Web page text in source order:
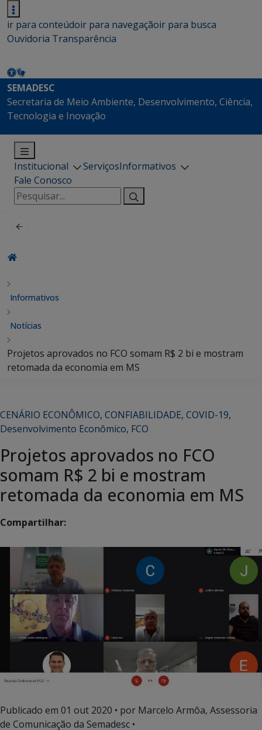
ir para conteúdoir para navegaçãoir para busca
Ouvidoria Transparência
SEMADESC
Secretaria de Meio Ambiente, Desenvolvimento, Ciência,
Tecnologia e Inovação
Institucional ServiçosInformativos
Fale Conosco
Pesquisar
por:
Informativos
Notícias
Projetos aprovados no FCO somam R$ 2 bi e mostram
retomada da economia em MS
CENÁRIO ECONÔMICO, CONFIABILIDADE, COVID-19,
Desenvolvimento Econômico, FCO
Projetos aprovados no FCO
somam R$ 2 bi e mostram
retomada da economia em MS
Compartilhar:
Publicado em 01 out 2020 • por Marcelo Armôa, Assessoria
de Comunicação da Semadesc •